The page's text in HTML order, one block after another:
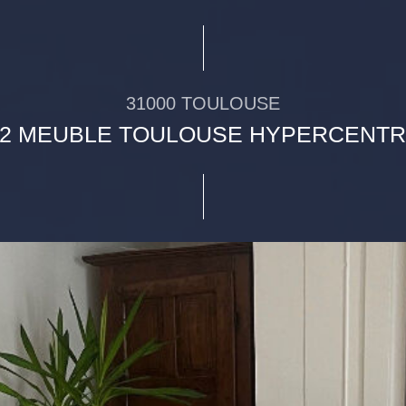
31000 TOULOUSE
MEUBLE TOULOUSE